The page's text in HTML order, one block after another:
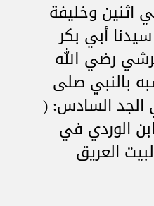
اثنين وخليفة
أبي بكر
رضي الله
بالنبي صلى
الجد السادس: (
الوردي في
العريق